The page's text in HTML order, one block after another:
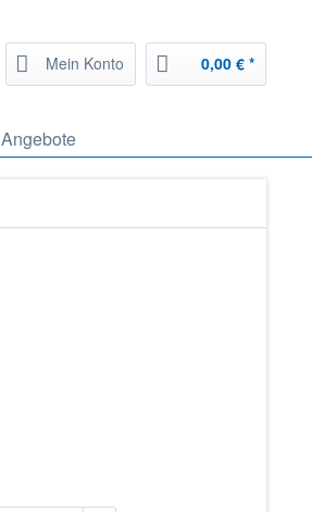
Mein Konto 0,00 € *
Angebote